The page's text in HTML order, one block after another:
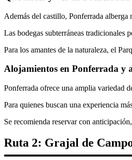
Además del castillo, Ponferrada
Las bodegas subterráneas tradicionales
Para los amantes de la naturaleza, el
Alojamientos en Ponferrada y
Ponferrada ofrece una amplia variedad
Para quienes buscan una experiencia
Se recomienda reservar con
Ruta 2: Grajal de